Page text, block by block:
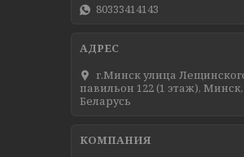
80333414143
г.Минск улица
павильон 122 (1 этаж), Минск,
Беларусь